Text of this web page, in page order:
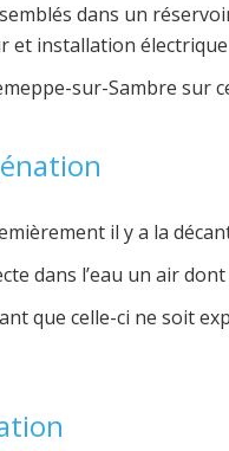
dans un
et installation
sur-Sambre sur
il y a la
dans l’eau un air
que celle-ci ne soit